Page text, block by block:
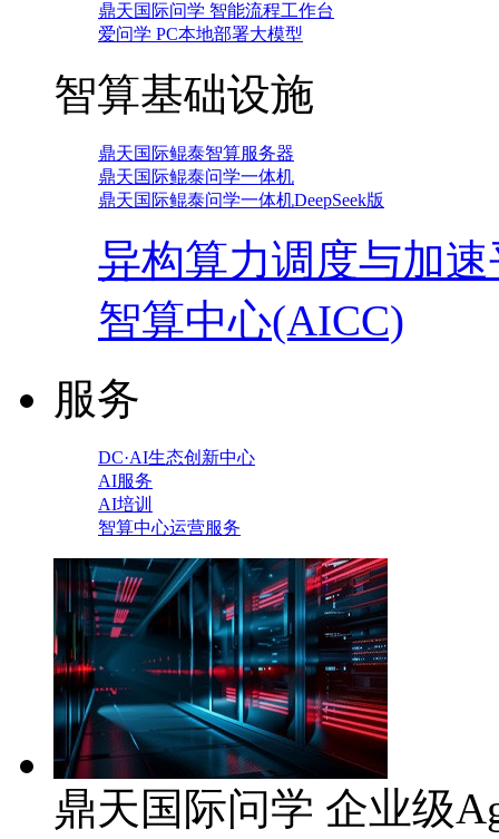
鼎天国际问学 智能流程工作台
爱问学 PC本地部署大模型
智算基础设施
鼎天国际鲲泰智算服务器
鼎天国际鲲泰问学一体机
鼎天国际鲲泰问学一体机DeepSeek版
异构算力调度与加
智算中心(AICC)
服务
DC·AI生态创新中心
AI服务
AI培训
智算中心运营服务
鼎天国际问学 企业级